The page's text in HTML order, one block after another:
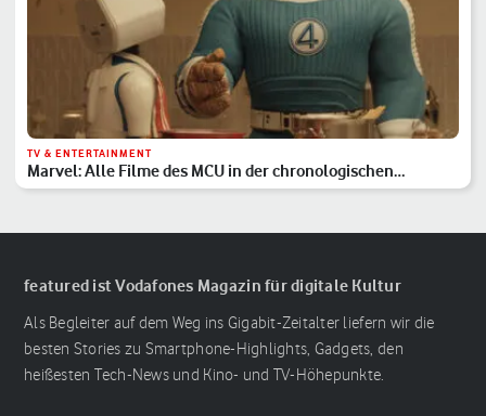
TV & ENTERTAINMENT
Marvel: Alle Filme des MCU in der chronologischen
Reihenfolge
featured ist Vodafones Magazin für digitale Kultur
Als Begleiter auf dem Weg ins Gigabit-Zeitalter liefern wir die
besten Stories zu Smartphone-Highlights, Gadgets, den
heißesten Tech-News und Kino- und TV-Höhepunkte.